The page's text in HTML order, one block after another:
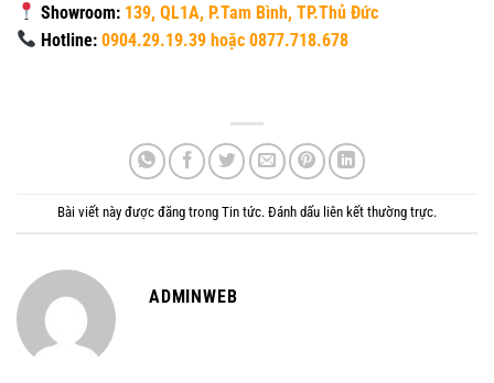
Showroom: 139, QL1A, P.Tam Bình, TP.Thủ Đức
Hotline: 0904.29.19.39 hoặc 0877.718.678
Bài viết này được đăng trong Tin tức. Đánh dấu liên kết thường trực.
ADMINWEB